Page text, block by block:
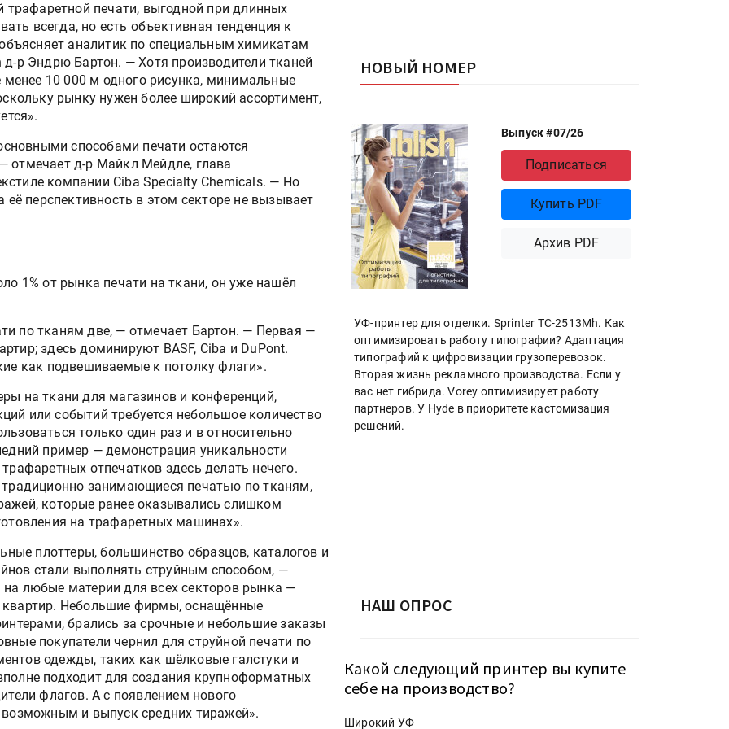
печати, выгодной при длинных
всегда, но есть объективная тенденция к
аналитик по специальным химикатам
р Эндрю Бартон. — Хотя производители тканей
10 000 м одного рисунка, минимальные
рынку нужен более широкий ассортимент,
способами печати остаются
отмечает д-р Майкл Мейдле, глава
компании Ciba Specialty Chemicals. — Но
её перспективность в этом секторе не вызывает
1% от рынка печати на ткани, он уже нашёл
по тканям две, — отмечает Бартон. — Первая —
здесь доминируют BASF, Ciba и DuPont.
как подвешиваемые к потолку флаги».
на ткани для магазинов и конференций,
или событий требуется небольшое количество
только один раз и в относительно
пример — демонстрация уникальности
отпечатков здесь делать нечего.
традиционно занимающиеся печатью по тканям,
которые ранее оказывались слишком
на трафаретных машинах».
плоттеры, большинство образцов, каталогов и
стали выполнять струйным способом, —
любые материи для всех секторов рынка —
Небольшие фирмы, оснащённые
брались за срочные и небольшие заказы
покупатели чернил для струйной печати по
одежды, таких как шёлковые галстуки и
подходит для создания крупноформатных
флагов. А с появлением нового
возможным и выпуск средних тиражей».
НОВЫЙ НОМЕР
Выпуск #07/26
Подписаться
Купить PDF
Архив PDF
УФ-принтер для отделки. Sprinter ТС-2513Mh. Как
оптимизировать работу типографии? Адаптация
типографий к цифровизации грузоперевозок.
Вторая жизнь рекламного производства. Если у
вас нет гибрида. Vorey оптимизирует работу
партнеров. У Hyde в приоритете кастомизация
решений.
НАШ ОПРОС
Какой следующий принтер вы купите
себе на производство?
Широкий УФ